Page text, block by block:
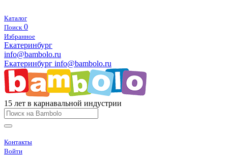
Каталог
Поиск 0
Избранное
Екатеринбург
info@bambolo.ru
Екатеринбург info@bambolo.ru
15 лет в карнавальной индустрии
Контакты
Войти